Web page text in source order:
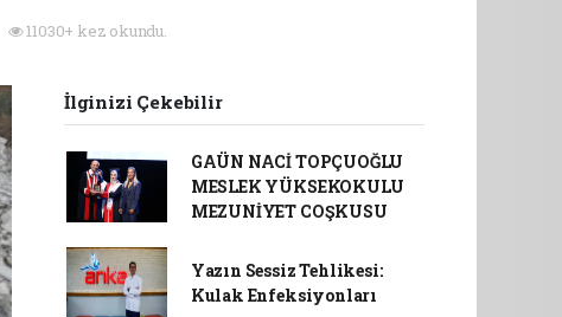
11030+ kez okundu.
İlginizi Çekebilir
GAÜN NACİ TOPÇUOĞLU
MESLEK YÜKSEKOKULU
MEZUNİYET COŞKUSU
Yazın Sessiz Tehlikesi:
Kulak Enfeksiyonları